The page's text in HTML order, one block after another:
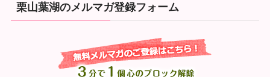
栗山葉湖のメルマガ登録フォーム